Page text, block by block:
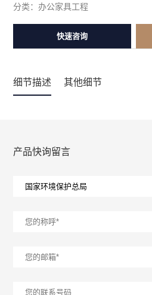
分类： 办公家具工程
快速咨询
细节描述 其他细节
产品快询留言